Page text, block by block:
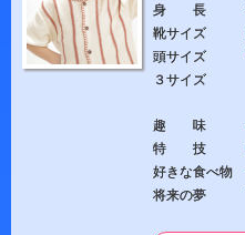
身 長
靴サイズ
頭サイズ
３サイズ
趣 味
特 技
好きな食べ物
将来の夢